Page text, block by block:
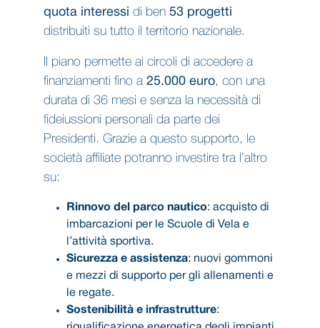
quota interessi di ben 53 progetti
distribuiti su tutto il territorio nazionale.
Il piano permette ai circoli di accedere a
finanziamenti fino a 25.000 euro, con una
durata di 36 mesi e senza la necessità di
fideiussioni personali da parte dei
Presidenti. Grazie a questo supporto, le
società affiliate potranno investire tra l’altro
su:
Rinnovo del parco nautico: acquisto di
imbarcazioni per le Scuole di Vela e
l’attività sportiva.
Sicurezza e assistenza: nuovi gommoni
e mezzi di supporto per gli allenamenti e
le regate.
Sostenibilità e infrastrutture: